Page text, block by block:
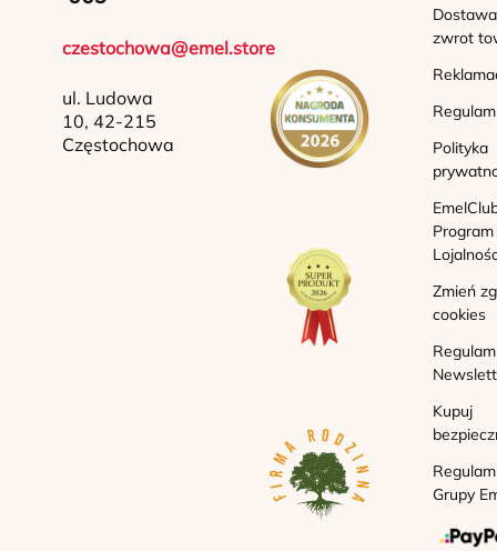
czestochowa@emel.store
ul. Ludowa
10, 42-215
Częstochowa
zwrot
Polityka
Program
Zmień
cookies
Kupuj
Grupy